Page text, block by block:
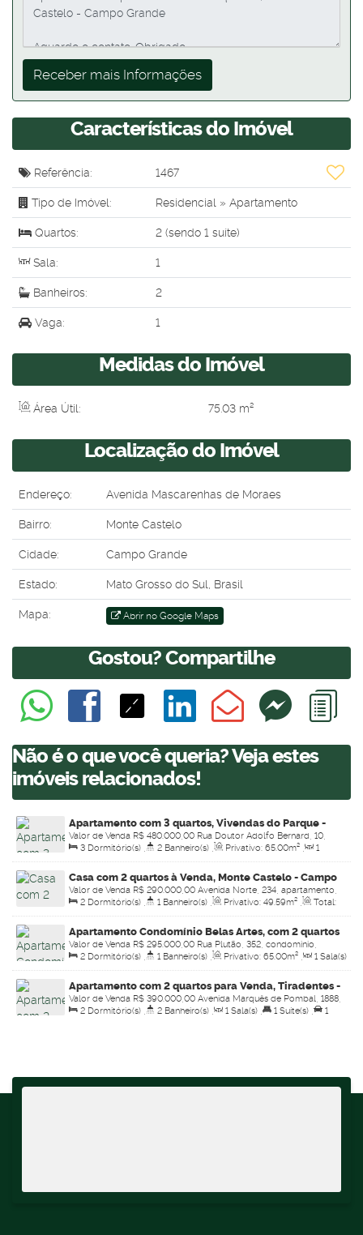
Características do Imóvel
Referência: 1467
Tipo de Imóvel: Residencial » Apartamento
Quartos: 2 (sendo 1 suíte)
Sala: 1
Banheiros: 2
Vaga: 1
Medidas do Imóvel
Área Útil: 75.03 m²
Localização do Imóvel
Endereço: Avenida Mascarenhas de Moraes
Bairro: Monte Castelo
Cidade: Campo Grande
Estado: Mato Grosso do Sul, Brasil
Mapa: Abrir no Google Maps
Gostou? Compartilhe
Não é o que você queria? Veja estes
imóveis relacionados!
Apartamento com 3 quartos, Vivendas do Parque -
Campo Grande
R$ 480.000,00
Valor de Venda
Rua Doutor Adolfo Bernard, 10,
condominio, 79044-012, Vivendas do Parque, Campo Grande,
Mato Grosso do Sul, Brasil
3 Dormitório(s) 2 Banheiro(s) Privativo: 65.00m²
1
Sala(s) , 1 Suíte(s) , Total: 65.00m² , Útil: 65.00m² ,
Terreno:
65.00m²
Casa com 2 quartos à Venda, Monte Castelo - Campo
Grande
R$ 290.000,00
Valor de Venda
Avenida Norte, 234, apartamento,
79011-105, Monte Castelo, Campo Grande, Mato Grosso do Sul,
Brasil
2 Dormitório(s) 1 Banheiro(s) Privativo: 49.59m²
Total:
49.00m² , 1 Vaga(s) , Útil: 49.59m² , Terreno: 49.00m²
Apartamento Condomínio Belas Artes, com 2 quartos
à Venda, Vila Planalto - Campo Grande
R$ 295.000,00
Valor de Venda
Rua Plutão, 352, condominio,
79009-640, Vila Planalto, Campo Grande, Mato Grosso do Sul,
Brasil
2 Dormitório(s) 1 Banheiro(s) Privativo: 65.00m² 1 Sala(s)
,
Total: 65.00m² , 1 Vaga(s) , Útil: 65.00m²
Apartamento com 2 quartos para Venda, Tiradentes -
Campo Grande
R$ 390.000,00
Valor de Venda
Avenida Marquês de Pombal, 1888,
Apartamento 310 bloco 7, 79041-080, Tiradentes, Campo Grande,
2 Dormitório(s) 2 Banheiro(s) 1 Sala(s) 1 Suíte(s)
1